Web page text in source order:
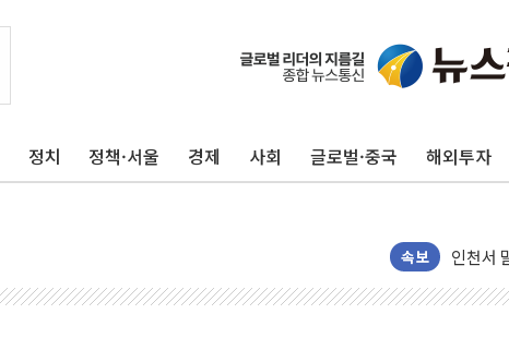
정치 정책·서울 경제 사회 글로벌·중국 해외투자
속보
125mm
평택 진
상주 낙
[종합]
인천서
김민석,